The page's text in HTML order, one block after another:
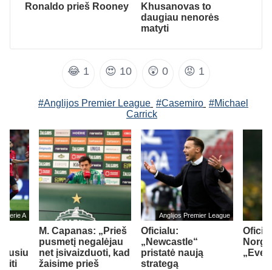
Ronaldo prieš Rooney
Khusanovas to
daugiau nenorės
matyti
😂 1 😍 10 😲 0 😡 1
#Anglijos Premier League #Casemiro #Michael
Carrick
Serie A
M. Capanas: „Prieš
pusmetį negalėjau
net įsivaizduoti, kad
žaisime prieš
Anglijos Premier League
Oficialu:
„Newcastle“
pristatė naują
strategą